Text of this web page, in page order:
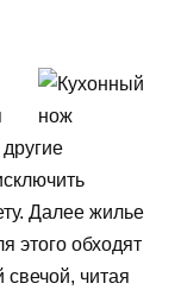
Далее жилье
этого обходят
читая